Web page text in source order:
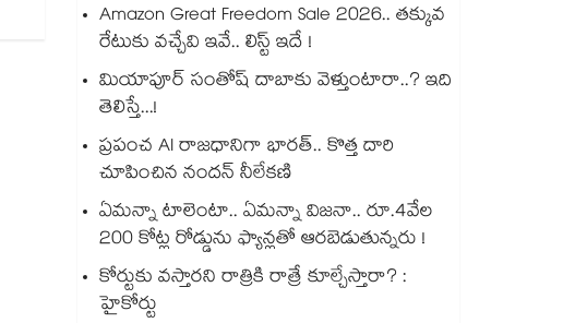
Amazon Great Freedom Sale 2026.. తక్కువ
రేటుకు వచ్చేవి ఇవే.. లిస్ట్ ఇదే !
మియాపూర్ సంతోష్ దాబాకు వెళ్తుంటారా..? ఇది
తెలిస్తే...!
ప్రపంచ AI రాజధానిగా భారత్.. కొత్త దారి
చూపించిన నందన్ నీలేకణి
ఏమన్నా టాలెంటా.. ఏమన్నా విజనా.. రూ.4వేల
200 కోట్ల రోడ్డును ఫ్యాన్లతో ఆరబెడుతున్నరు !
కోర్టుకు వస్తారని రాత్రికి రాత్రే కూల్చేస్తారా? :
హైకోర్టు